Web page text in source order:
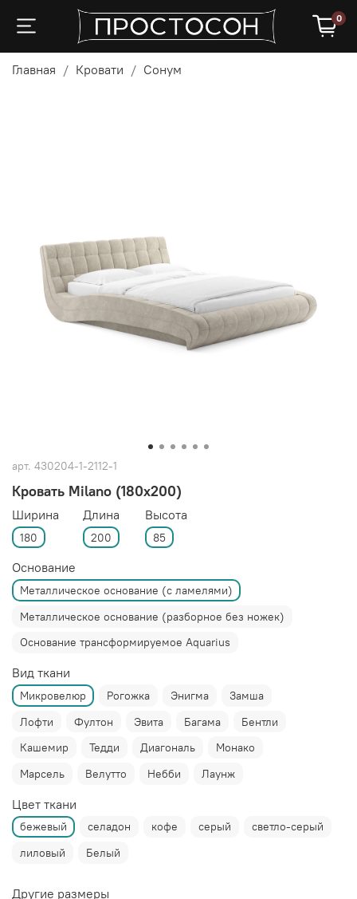
0
Главная Кровати Сонум
арт. 430204-1-2112-1
Кровать Milano (180x200)
Ширина
180
Длина
200
Высота
85
Основание
Металлическое основание (с ламелями)
Металлическое основание (разборное без ножек)
Основание трансформируемое Aquarius
Вид ткани
Микровелюр Рогожка Энигма
Замша
Лофти
Фултон Эвита Багама
Бентли
Кашемир
Тедди Диагональ
Монако
Марсель
Велутто Небби Лаунж
Цвет ткани
бежевый селадон кофе серый
светло-серый
лиловый
Белый
Другие размеры